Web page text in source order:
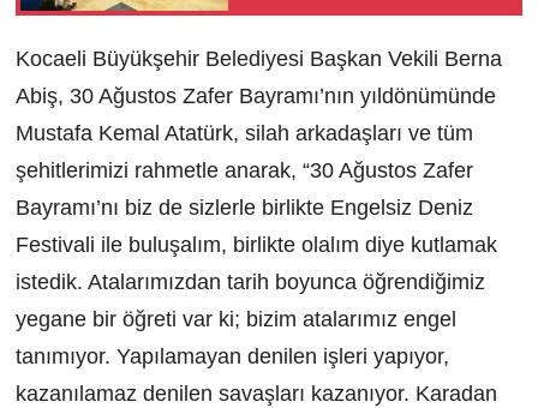
Kocaeli Büyükşehir Belediyesi Başkan Vekili Berna
Abiş, 30 Ağustos Zafer Bayramı’nın yıldönümünde
Mustafa Kemal Atatürk, silah arkadaşları ve tüm
şehitlerimizi rahmetle anarak, “30 Ağustos Zafer
Bayramı’nı biz de sizlerle birlikte Engelsiz Deniz
Festivali ile buluşalım, birlikte olalım diye kutlamak
istedik. Atalarımızdan tarih boyunca öğrendiğimiz
yegane bir öğreti var ki; bizim atalarımız engel
tanımıyor. Yapılamayan denilen işleri yapıyor,
kazanılamaz denilen savaşları kazanıyor. Karadan